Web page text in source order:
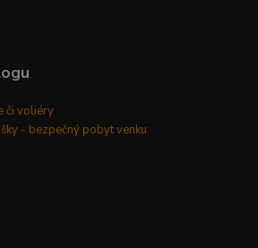
či voliéry
- bezpečný pobyt venku